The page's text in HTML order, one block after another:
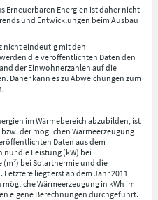
Erneuerbaren Energien ist daher nicht
und Entwicklungen beim Ausbau
nicht eindeutig mit den
die veröffentlichten Daten den
der Einwohnerzahlen auf die
Daher kann es zu Abweichungen zum
im Wärmebereich abzubilden, ist
bzw. der möglichen Wärmeerzeugung
Daten aus dem
die Leistung (kW) bei
(m²) bei Solarthermie und die
liegt erst ab dem Jahr 2011
Wärmeerzeugung in kWh im
eigene Berechnungen durchgeführt.